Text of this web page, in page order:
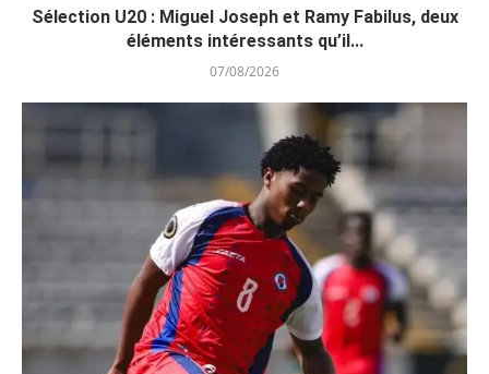
Sélection U20 : Miguel Joseph et Ramy Fabilus, deux
éléments intéressants qu’il...
07/08/2026